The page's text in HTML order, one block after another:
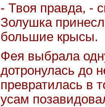
- Твоя правда, -
Золушка
большие крысы.
Фея выбрала
дотронулась до
превратилась в
усам